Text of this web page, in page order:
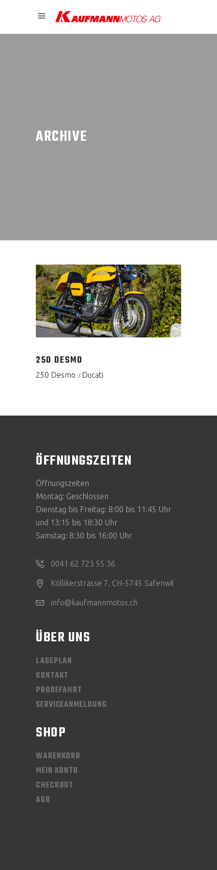
ARCHIVE
250 DESMO
250 Desmo Ducati
ÖFFNUNGSZEITEN
Öffnungszeiten
Montag: Geschlossen
Dienstag bis Freitag: 8:00 bis 11:45 Uhr
und 13:15 bis 18:30 Uhr
Samstag: 8:30 bis 16:00 Uhr
0041 62 723 55 36
Köllikerstrasse 7, CH-5745 Safenwil
info@kaufmannmotos.ch
ÜBER UNS
LAGEPLAN
KONTAKT
PROBEFAHRT
SERVICEANMELDUNG
SHOP
WARENKORB
MEIN KONTO
CHECKOUT
AGB